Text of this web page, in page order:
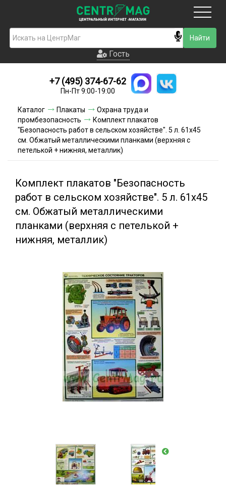
Гость
Новинки
Условия доставки
Условия оплаты
Контакты
Гость
+7 (495) 374-67-62
Пн-Пт 9:00-19:00
Каталог Плакаты
Охрана труда и
промбезопасность
Комплект плакатов
"Безопасность работ в сельском хозяйстве". 5 л. 61х45
см. Обжатый металлическими планками (верхняя с
петелькой + нижняя, металлик)
Комплект плакатов "Безопасность
работ в сельском хозяйстве". 5 л. 61х45
см. Обжатый металлическими
планками (верхняя с петелькой +
нижняя, металлик)